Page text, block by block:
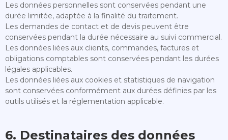
Les données personnelles sont conservées pendant une
durée limitée, adaptée à la finalité du traitement.
Les demandes de contact et de devis peuvent être
conservées pendant la durée nécessaire au suivi commercial.
Les données liées aux clients, commandes, factures et
obligations comptables sont conservées pendant les durées
légales applicables.
Les données liées aux cookies et statistiques de navigation
sont conservées conformément aux durées définies par les
outils utilisés et la réglementation applicable.
6. Destinataires des données